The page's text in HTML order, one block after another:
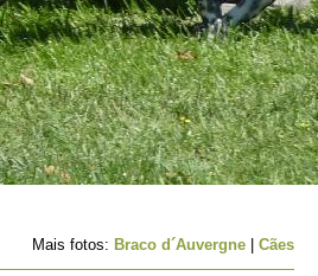
Mais fotos: Braco d´Auvergne Cães